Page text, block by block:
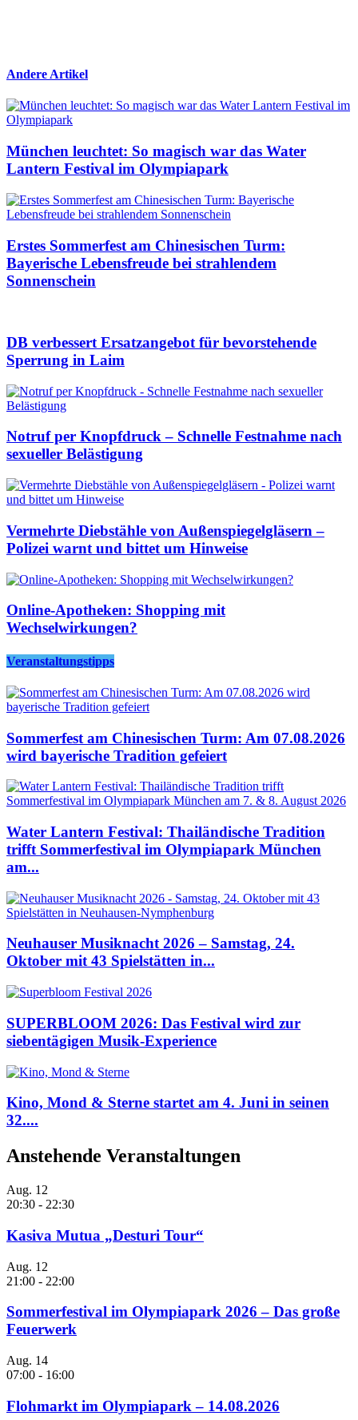
Andere Artikel
München leuchtet: So magisch war das Water
Lantern Festival im Olympiapark
Erstes Sommerfest am Chinesischen Turm:
Bayerische Lebensfreude bei strahlendem
Sonnenschein
DB verbessert Ersatzangebot für bevorstehende
Sperrung in Laim
Notruf per Knopfdruck – Schnelle Festnahme nach
sexueller Belästigung
Vermehrte Diebstähle von Außenspiegelgläsern –
Polizei warnt und bittet um Hinweise
Online-Apotheken: Shopping mit
Wechselwirkungen?
Veranstaltungstipps
Sommerfest am Chinesischen Turm: Am 07.08.2026
wird bayerische Tradition gefeiert
Water Lantern Festival: Thailändische Tradition
trifft Sommerfestival im Olympiapark München
am...
Neuhauser Musiknacht 2026 – Samstag, 24.
Oktober mit 43 Spielstätten in...
SUPERBLOOM 2026: Das Festival wird zur
siebentägigen Musik-Experience
Kino, Mond & Sterne startet am 4. Juni in seinen
32....
Anstehende Veranstaltungen
Aug. 12
20:30 - 22:30
Kasiva Mutua „Desturi Tour“
Aug. 12
21:00 - 22:00
Sommerfestival im Olympiapark 2026 – Das große
Feuerwerk
Aug. 14
07:00 - 16:00
Flohmarkt im Olympiapark – 14.08.2026